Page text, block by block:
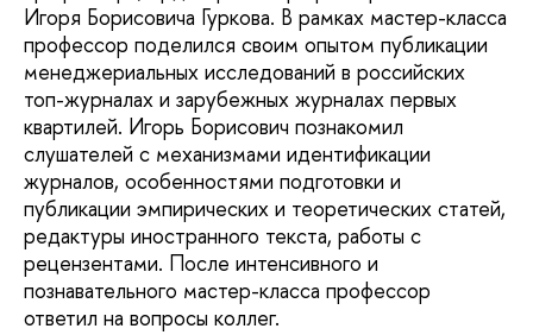
Игоря Борисовича Гуркова. В рамках мастер-класса
профессор поделился своим опытом публикации
менеджериальных исследований в российских
топ-журналах и зарубежных журналах первых
квартилей. Игорь Борисович познакомил
слушателей с механизмами идентификации
журналов, особенностями подготовки и
публикации эмпирических и теоретических статей,
редактуры иностранного текста, работы с
рецензентами. После интенсивного и
познавательного мастер-класса профессор
ответил на вопросы коллег.